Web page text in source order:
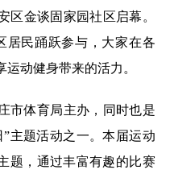
区金谈固家园社区启幕。
居民踊跃参与，大家在各
动健身带来的活力。
市体育局主办，同时也是
主题活动之一。本届运动
题，通过丰富有趣的比赛